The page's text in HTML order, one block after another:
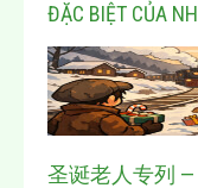
ĐẶC BIỆT CỦA
圣诞老人专列 —